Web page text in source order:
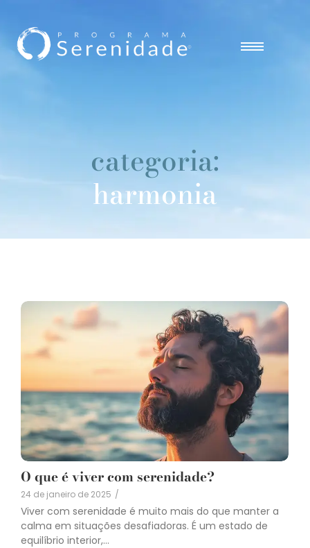
categoria:
harmonia
O que é viver com serenidade?
24 de janeiro de 2025 /
Viver com serenidade é muito mais do que manter a
calma em situações desafiadoras. É um estado de
equilíbrio interior,...